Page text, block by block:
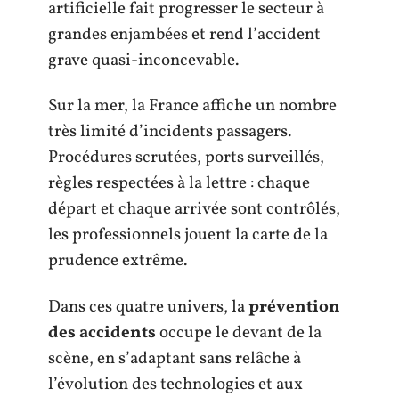
artificielle fait progresser le secteur à
grandes enjambées et rend l’accident
grave quasi-inconcevable.
Sur la mer, la France affiche un nombre
très limité d’incidents passagers.
Procédures scrutées, ports surveillés,
règles respectées à la lettre : chaque
départ et chaque arrivée sont contrôlés,
les professionnels jouent la carte de la
prudence extrême.
Dans ces quatre univers, laprévention
des accidentsoccupe le devant de la
scène, en s’adaptant sans relâche à
l’évolution des technologies et aux